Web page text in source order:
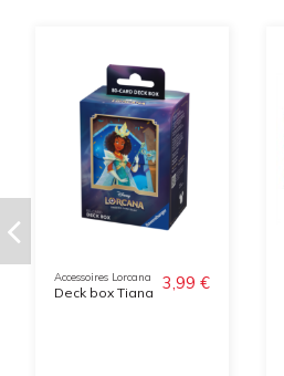
Accessoires Lorcana
Deck box Tiana 3,99 €